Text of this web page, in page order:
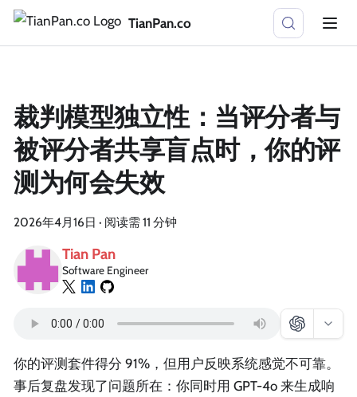
TianPan.co
裁判模型独立性：当评分者与
被评分者共享盲点时，你的评
测为何会失效
2026年4月16日 · 阅读需 11 分钟
Tian Pan
Software Engineer
你的评测套件得分 91%，但用户反映系统感觉不可靠。
事后复盘发现了问题所在：你同时用 GPT-4o 来生成响